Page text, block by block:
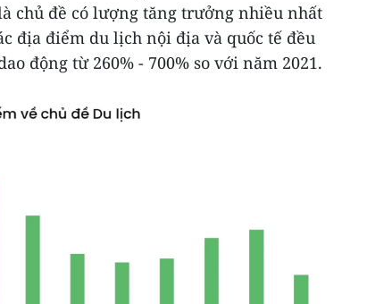
chủ đề có lượng tăng trưởng nhiều nhất
địa điểm du lịch nội địa và quốc tế đều
động từ 260% - 700% so với năm 2021.